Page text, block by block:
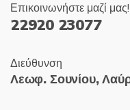
Επικοινωνήστε μαζί μας!
22920 23077
Διεύθυνση
Λεωφ. Σουνίου,